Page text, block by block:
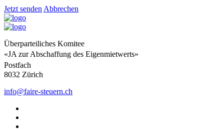
Jetzt senden Abbrechen
Überparteiliches Komitee
«JA zur Abschaffung des Eigenmietwerts»
Postfach
8032 Zürich
info@faire-steuern.ch